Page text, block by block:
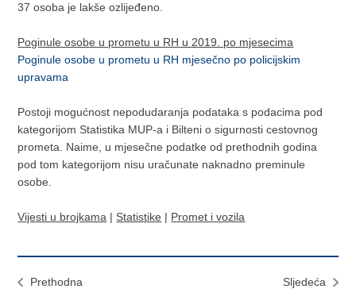
37 osoba je lakše ozlijeđeno.
Poginule osobe u prometu u RH u 2019. po mjesecima
Poginule osobe u prometu u RH mjesečno po policijskim
upravama
Postoji mogućnost nepodudaranja podataka s podacima pod
kategorijom Statistika MUP-a i Bilteni o sigurnosti cestovnog
prometa. Naime, u mjesečne podatke od prethodnih godina
pod tom kategorijom nisu uračunate naknadno preminule
osobe.
Vijesti u brojkama | Statistike | Promet i vozila
Prethodna
Sljedeća